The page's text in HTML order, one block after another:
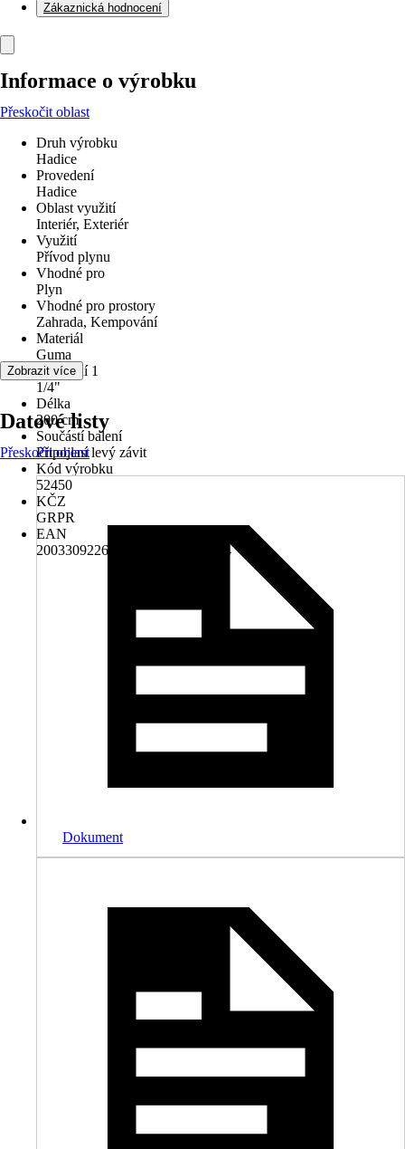
Zákaznická hodnocení
Informace o výrobku
Přeskočit oblast
Druh výrobku
Hadice
Provedení
Hadice
Oblast využití
Interiér, Exteriér
Využití
Přívod plynu
Vhodné pro
Plyn
Vhodné pro prostory
Zahrada, Kempování
Materiál
Guma
Připojení 1
1/4"
Délka
200 cm
Součástí balení
Připojení levý závit
Kód výrobku
52450
KČZ
GRPR
EAN
2003309226001, 4001845524504
Zobrazit více
Datové listy
Přeskočit oblast
Dokument